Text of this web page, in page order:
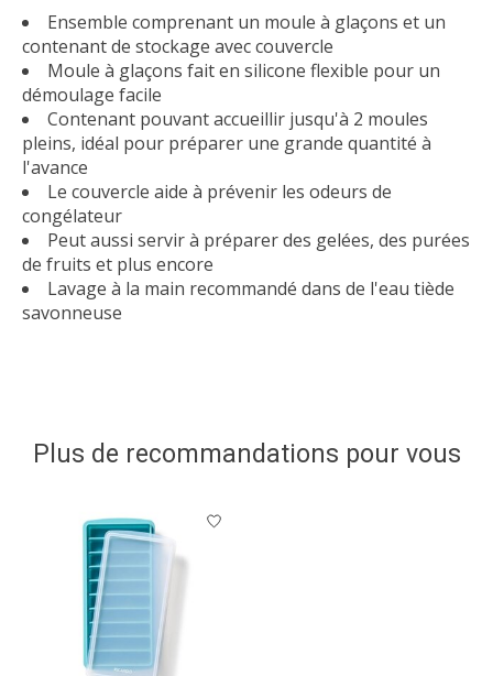
Ensemble comprenant un moule à glaçons et un
contenant de stockage avec couvercle
Moule à glaçons fait en silicone flexible pour un
démoulage facile
Contenant pouvant accueillir jusqu'à 2 moules
pleins, idéal pour préparer une grande quantité à
l'avance
Le couvercle aide à prévenir les odeurs de
congélateur
Peut aussi servir à préparer des gelées, des purées
de fruits et plus encore
Lavage à la main recommandé dans de l'eau tiède
savonneuse
Plus de recommandations pour vous
Articles du carrousel de produits